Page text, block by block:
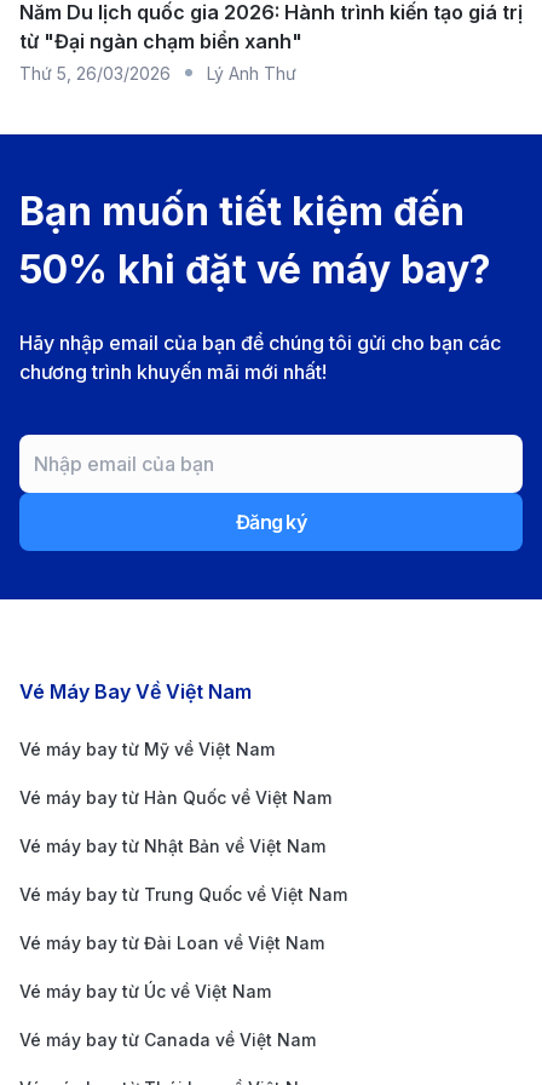
khoảng 8 km, hành khách có thể di chuyển dễ dàng
bằng taxi, xe buýt hoặc các dịch vụ xe công nghệ, với
năm, sở hữu hạ tầng hiện đại với nhiều tiện ích như
wifi miễn phí, khu mua sắm đa dạng, khu ẩm thực
phong phú, phòng chờ hạng thương gia sang trọng và
điểm khởi hành chính cho các chuyến bay từ TP.HCM
đến Yekaterinburg, thường quá cảnh tại các trung tâm
Dubai (DXB) trước khi đến nơi.
Sân bay Quốc tế Koltsovo (SVX) –
Yekaterinburg, Nga
đến quốc tế. Nằm cách trung tâm thành phố khoảng
17 km, hành khách có thể di chuyển đến sân bay
đại với các tiện ích như wifi miễn phí, cửa hàng miễn
thuế, khu vực ẩm thực phục vụ món ăn Nga truyền
thống, phòng chờ hạng thương gia, và quầy thông tin
du lịch. Đây là điểm đến chính cho các chuyến bay từ
(SVO/DME) hoặc Istanbul (IST), tạo điều kiện thuận
Năm Du lịch quốc gia 2026: Hành trình kiến tạo giá trị
từ "Đại ngàn chạm biển xanh"
Thứ 5 26/03/2026 Lý Anh Thư
Bạn muốn tiết kiệm đến
50% khi đặt vé máy bay?
Hãy nhập email của bạn để chúng tôi gửi cho bạn các
chương trình khuyến mãi mới nhất!
Đăng ký
Các chặng bay nổi bật
Vé Máy Bay Về Việt Nam
Vé máy bay từ Mỹ về Việt Nam
Vé máy bay từ Hàn Quốc về Việt Nam
Vé máy bay từ Nhật Bản về Việt Nam
Vé máy bay từ Trung Quốc về Việt Nam
Vé máy bay từ Đài Loan về Việt Nam
Vé máy bay từ Úc về Việt Nam
Vé máy bay từ Canada về Việt Nam